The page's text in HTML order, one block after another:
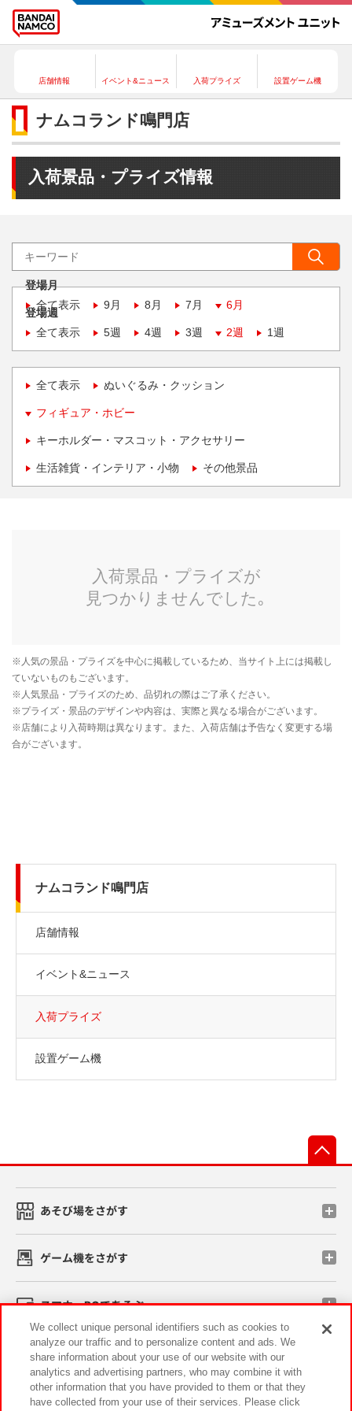
店舗情報 イベント&ニュース 入荷プライズ 設置ゲーム機
ナムコランド鳴門店
入荷景品・プライズ情報
登場月
全て表示
9月 8月 7月 6月
登場週
全て表示
5週 4週 3週 2週 1週
全て表示 ぬいぐるみ・クッション
フィギュア・ホビー
キーホルダー・マスコット・アクセサリー
生活雑貨・インテリア・小物 その他景品
ナムコランド鳴門店
店舗情報
イベント&ニュース
入荷プライズ
設置ゲーム機
あそび場をさがす
ゲーム機をさがす
スマホ・PCであそぶ
イベント・キャンペーン
We collect unique personal identifiers such as cookies to
analyze our traffic and to personalize content and ads. We
share information about your use of our website with our
analytics and advertising partners, who may combine it with
other information that you have provided to them or that they
have collected from your use of their services. Please click